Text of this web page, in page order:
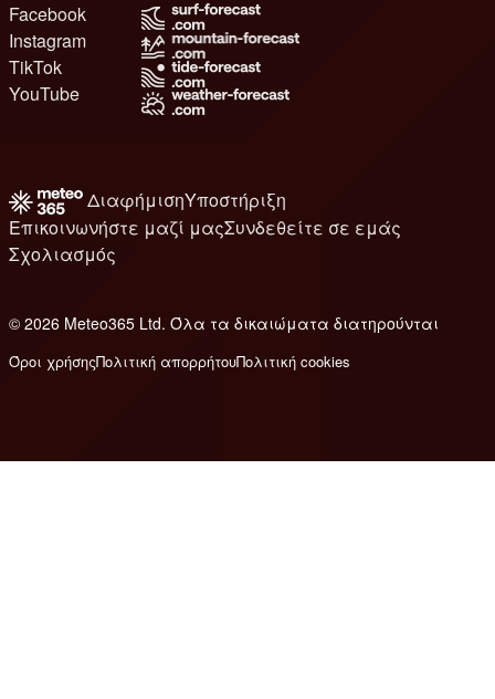
Facebook
Instagram
TikTok
YouTube
ΔιαφήμισηΥποστήριξη
Επικοινωνήστε μαζί μαςΣυνδεθείτε σε εμάς
Σχολιασμός
© 2026 Meteo365 Ltd. Όλα τα δικαιώματα διατηρούνται
Όροι χρήσηςΠολιτική απορρήτουΠολιτική cookies